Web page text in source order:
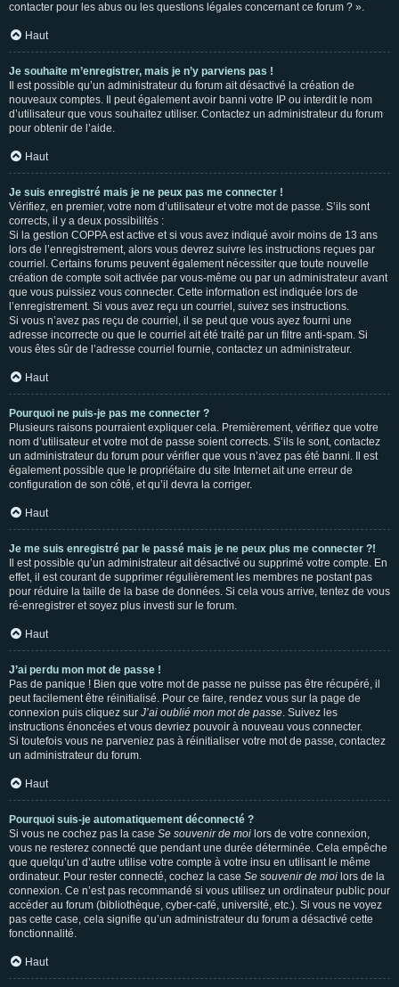
contacter pour les abus ou les questions légales concernant ce forum ? ».
Haut
Je souhaite m’enregistrer, mais je n’y parviens pas !
Il est possible qu’un administrateur du forum ait désactivé la création de
nouveaux comptes. Il peut également avoir banni votre IP ou interdit le nom
d’utilisateur que vous souhaitez utiliser. Contactez un administrateur du forum
pour obtenir de l’aide.
Haut
Je suis enregistré mais je ne peux pas me connecter !
Vérifiez, en premier, votre nom d’utilisateur et votre mot de passe. S’ils sont
corrects, il y a deux possibilités :
Si la gestion COPPA est active et si vous avez indiqué avoir moins de 13 ans
lors de l’enregistrement, alors vous devrez suivre les instructions reçues par
courriel. Certains forums peuvent également nécessiter que toute nouvelle
création de compte soit activée par vous-même ou par un administrateur avant
que vous puissiez vous connecter. Cette information est indiquée lors de
l’enregistrement. Si vous avez reçu un courriel, suivez ses instructions.
Si vous n’avez pas reçu de courriel, il se peut que vous ayez fourni une
adresse incorrecte ou que le courriel ait été traité par un filtre anti-spam. Si
vous êtes sûr de l’adresse courriel fournie, contactez un administrateur.
Haut
Pourquoi ne puis-je pas me connecter ?
Plusieurs raisons pourraient expliquer cela. Premièrement, vérifiez que votre
nom d’utilisateur et votre mot de passe soient corrects. S’ils le sont, contactez
un administrateur du forum pour vérifier que vous n’avez pas été banni. Il est
également possible que le propriétaire du site Internet ait une erreur de
configuration de son côté, et qu’il devra la corriger.
Haut
Je me suis enregistré par le passé mais je ne peux plus me connecter ?!
Il est possible qu’un administrateur ait désactivé ou supprimé votre compte. En
effet, il est courant de supprimer régulièrement les membres ne postant pas
pour réduire la taille de la base de données. Si cela vous arrive, tentez de vous
ré-enregistrer et soyez plus investi sur le forum.
Haut
J’ai perdu mon mot de passe !
Pas de panique ! Bien que votre mot de passe ne puisse pas être récupéré, il
peut facilement être réinitialisé. Pour ce faire, rendez vous sur la page de
connexion puis cliquez sur J’ai oublié mon mot de passe. Suivez les
instructions énoncées et vous devriez pouvoir à nouveau vous connecter.
Si toutefois vous ne parveniez pas à réinitialiser votre mot de passe, contactez
un administrateur du forum.
Haut
Pourquoi suis-je automatiquement déconnecté ?
Si vous ne cochez pas la case Se souvenir de moi lors de votre connexion,
vous ne resterez connecté que pendant une durée déterminée. Cela empêche
que quelqu’un d’autre utilise votre compte à votre insu en utilisant le même
ordinateur. Pour rester connecté, cochez la case Se souvenir de moi lors de la
connexion. Ce n’est pas recommandé si vous utilisez un ordinateur public pour
accéder au forum (bibliothèque, cyber-café, université, etc.). Si vous ne voyez
pas cette case, cela signifie qu’un administrateur du forum a désactivé cette
fonctionnalité.
Haut